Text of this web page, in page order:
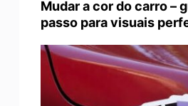
Mudar a cor do carro –
passo para visuais